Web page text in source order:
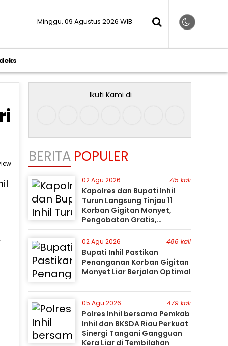
Minggu, 09 Agustus 2026 WIB
Ikuti Kami di
BERITA POPULER
02 Agu 2026 715 kali
Kapolres dan Bupati Inhil
Turun Langsung Tinjau 11
Korban Gigitan Monyet,
Pengobatan Gratis,
Perburuan Terus Berlanjut
02 Agu 2026 486 kali
Bupati Inhil Pastikan
Penanganan Korban Gigitan
Monyet Liar Berjalan Optimal
05 Agu 2026 479 kali
Polres Inhil bersama Pemkab
Inhil dan BKSDA Riau Perkuat
Sinergi Tangani Gangguan
Kera Liar di Tembilahan